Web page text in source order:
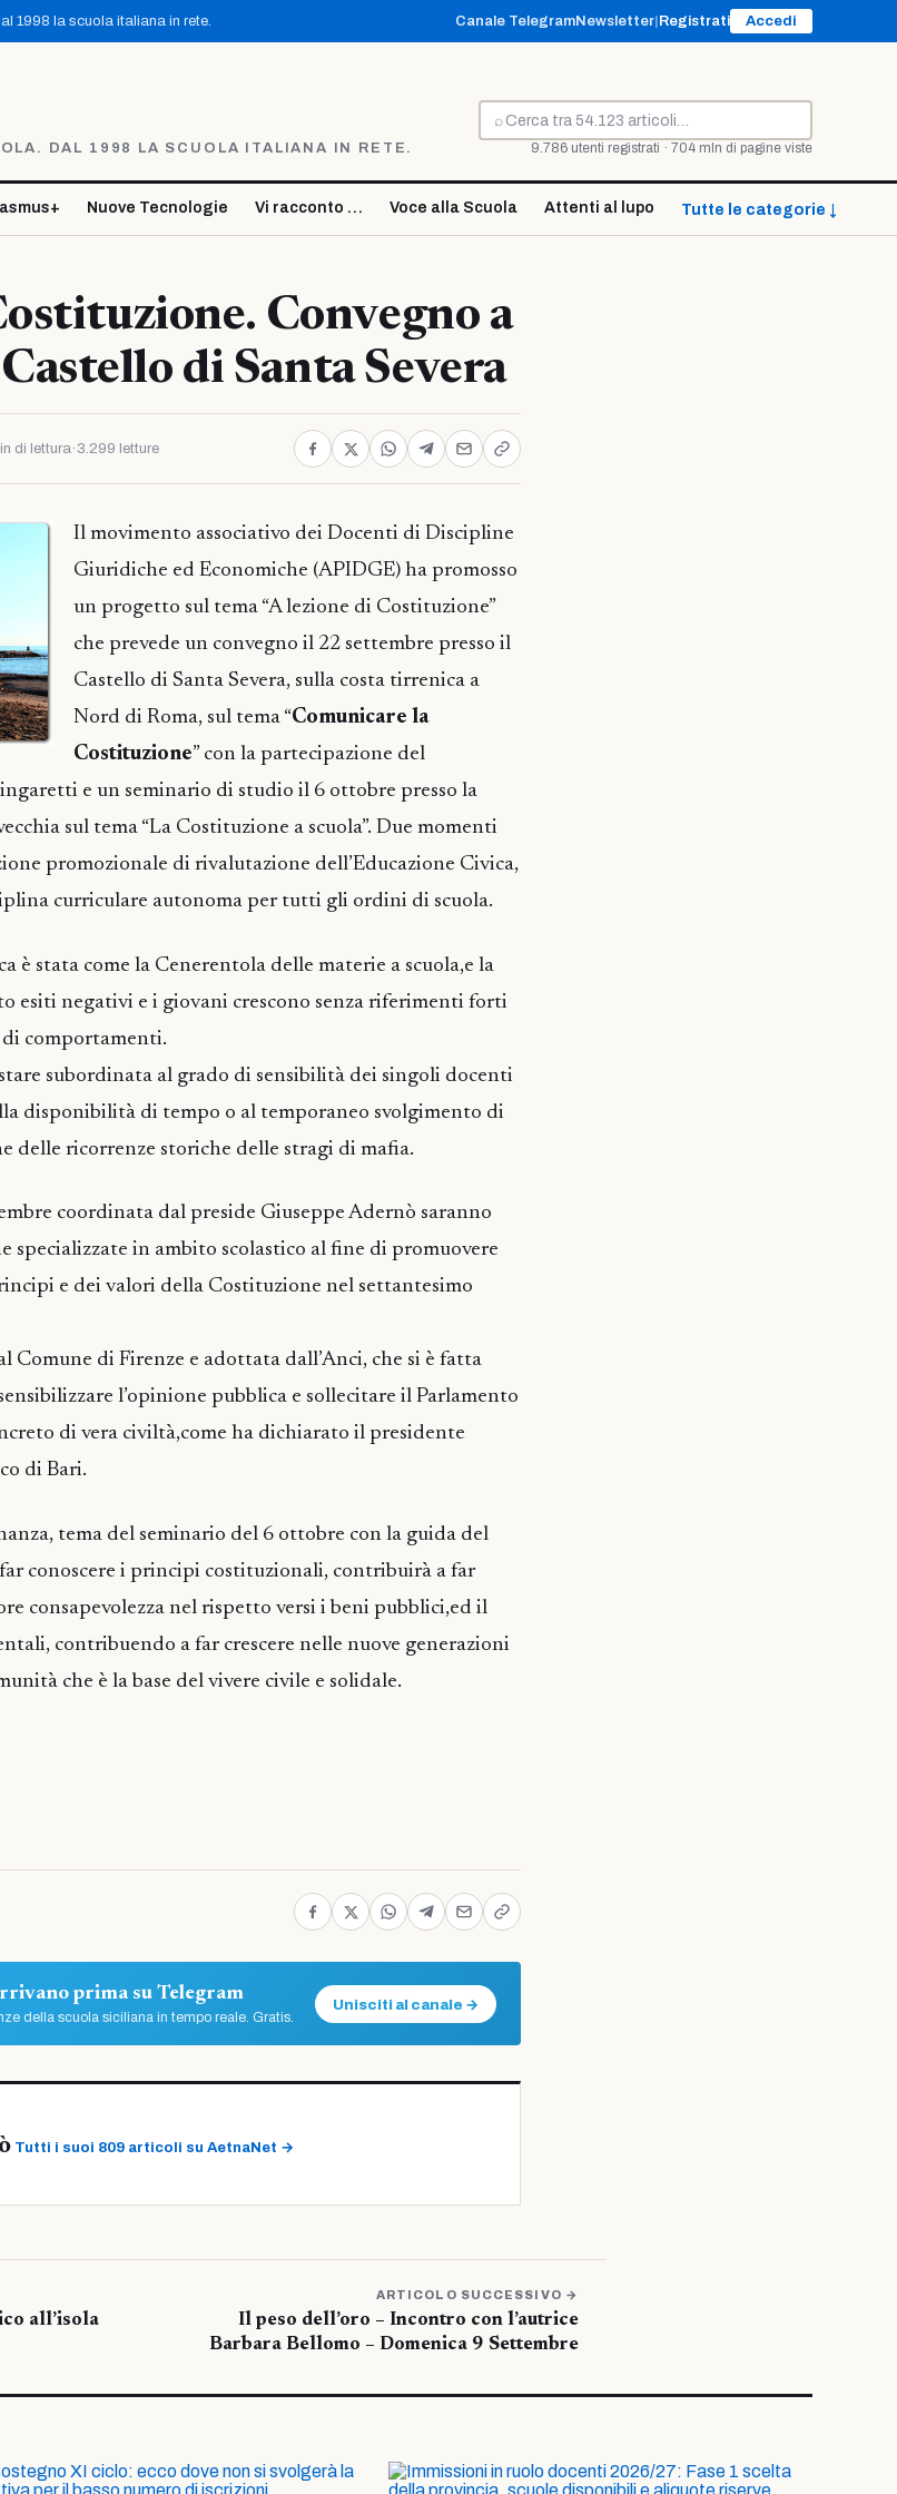
1998 la scuola italiana in rete. Canale TelegramNewsletter Registrati Accedi
DAL 1998 LA SCUOLA ITALIANA IN RETE.
⌕
Cerca
9.786 utenti registrati · 704 mln di pagine viste
Nuove Tecnologie Vi racconto … Voce alla Scuola Attenti al lupo Tutte le categorie ↓
Convegno a
di Santa Severa
di lettura· 3.299 letture
Il movimento associativo dei Docenti di Discipline
Giuridiche ed Economiche (APIDGE) ha promosso
un progetto sul tema “A lezione di Costituzione”
che prevede un convegno il 22 settembre presso il
Castello di Santa Severa, sulla costa tirrenica a
Nord di Roma, sul tema “Comunicare la
Costituzione” con la partecipazione del
e un seminario di studio il 6 ottobre presso la
sul tema “La Costituzione a scuola”. Due momenti
promozionale di rivalutazione dell’Educazione Civica,
curriculare autonoma per tutti gli ordini di scuola.
è stata come la Cenerentola delle materie a scuola,e la
esiti negativi e i giovani crescono senza riferimenti forti
comportamenti.
subordinata al grado di sensibilità dei singoli docenti
disponibilità di tempo o al temporaneo svolgimento di
delle ricorrenze storiche delle stragi di mafia.
coordinata dal preside Giuseppe Adernò saranno
specializzate in ambito scolastico al fine di promuovere
e dei valori della Costituzione nel settantesimo
Comune di Firenze e adottata dall’Anci, che si è fatta
l’opinione pubblica e sollecitare il Parlamento
di vera civiltà,come ha dichiarato il presidente
di Bari.
tema del seminario del 6 ottobre con la guida del
conoscere i principi costituzionali, contribuirà a far
consapevolezza nel rispetto versi i beni pubblici,ed il
contribuendo a far crescere nelle nuove generazioni
che è la base del vivere civile e solidale.
prima su Telegram
della scuola siciliana in tempo reale. Gratis.
Unisciti al canale →
Tutti i suoi 809 articoli su AetnaNet →
all’isola
ARTICOLO SUCCESSIVO →
Il peso dell’oro – Incontro con l’autrice
Barbara Bellomo – Domenica 9 Settembre